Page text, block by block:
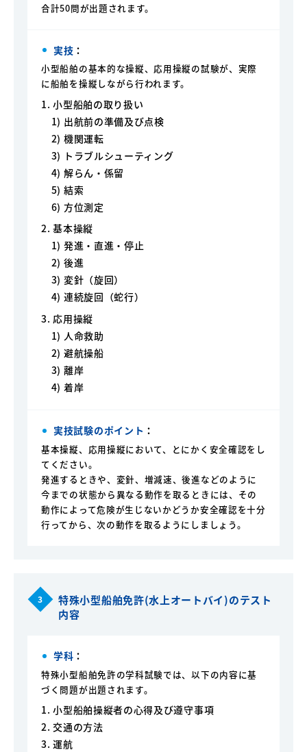
合計50問が出題されます。
実技 ：
小型船舶の基本的な操縦、応用操縦の試験が、実際
に船舶を操縦しながら行われます。
1. 小型船舶の取り扱い
1) 出航前の準備及び点検
2) 機関運転
3) トラブルシューティング
4) 解らん・係留
5) 結索
6) 方位測定
2. 基本操縦
1) 発進・直進・停止
2) 後進
3) 変針（旋回）
4) 連続旋回（蛇行）
3. 応用操縦
1) 人命救助
2) 避航操船
3) 離岸
4) 着岸
実技試験のポイント ：
基本操縦、応用操縦において、とにかく安全確認をし
てください。
発進するときや、変針、増減速、後進などのように
今までの状態から異なる動作を取るときには、その
動作によって危険が生じないかどうか安全確認を十分
行ってから、次の動作を取るようにしましょう。
3
特殊小型船舶免許(水上オートバイ)のテスト
内容
学科 ：
特殊小型船舶免許の学科試験では、以下の内容に基
づく問題が出題されます。
1. 小型船舶操縦者の心得及び遵守事項
2. 交通の方法
3. 運航